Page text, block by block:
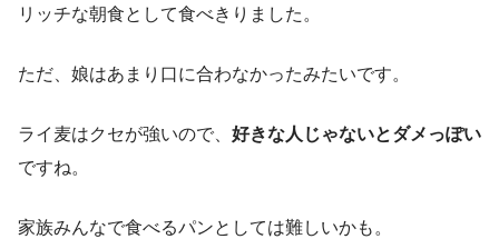
リッチな朝食として食べきりました。
ただ、娘はあまり口に合わなかったみたいです。
ライ麦はクセが強いので、 好きな人じゃないとダメっぽい
ですね。
家族みんなで食べるパンとしては難しいかも。